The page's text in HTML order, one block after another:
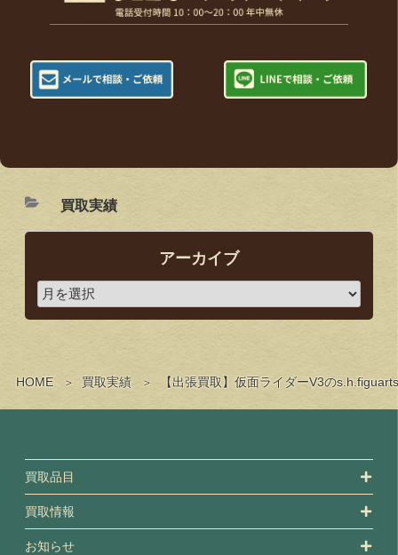
HOME 買取実績 【出張買取】仮面ライダーV3の
買取実績
アーカイブ
買取品目
買取情報
お知らせ